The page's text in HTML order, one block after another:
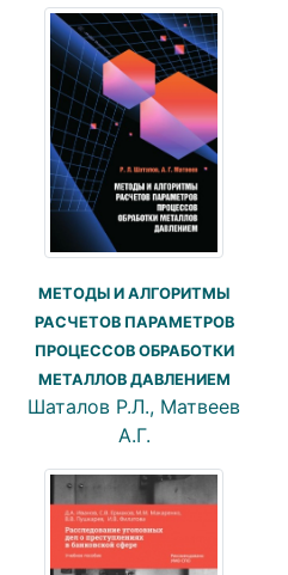
МЕТОДЫ И АЛГОРИТМЫ
РАСЧЕТОВ ПАРАМЕТРОВ
ПРОЦЕССОВ ОБРАБОТКИ
МЕТАЛЛОВ ДАВЛЕНИЕМ
Шаталов Р.Л., Матвеев
А.Г.